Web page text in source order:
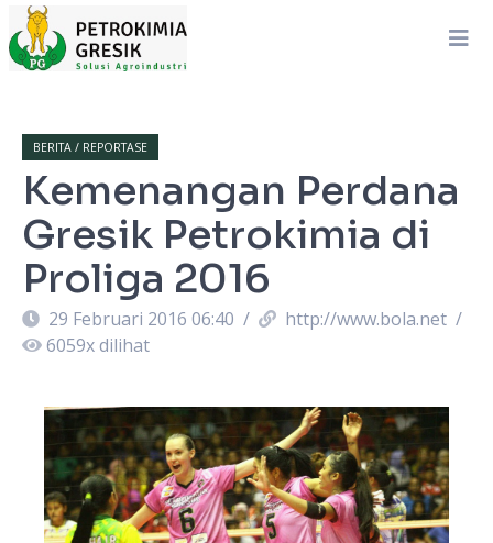
BERITA / REPORTASE
Kemenangan Perdana
Gresik Petrokimia di
Proliga 2016
29 Februari 2016 06:40 / http://www.bola.net /
6059x dilihat